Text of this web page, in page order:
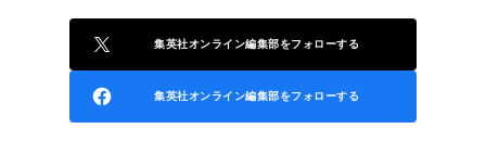
集英社オンライン編集部をフォローする
集英社オンライン編集部をフォローする